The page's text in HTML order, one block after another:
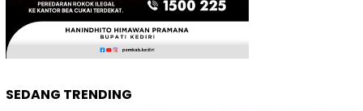
SEDANG TRENDING